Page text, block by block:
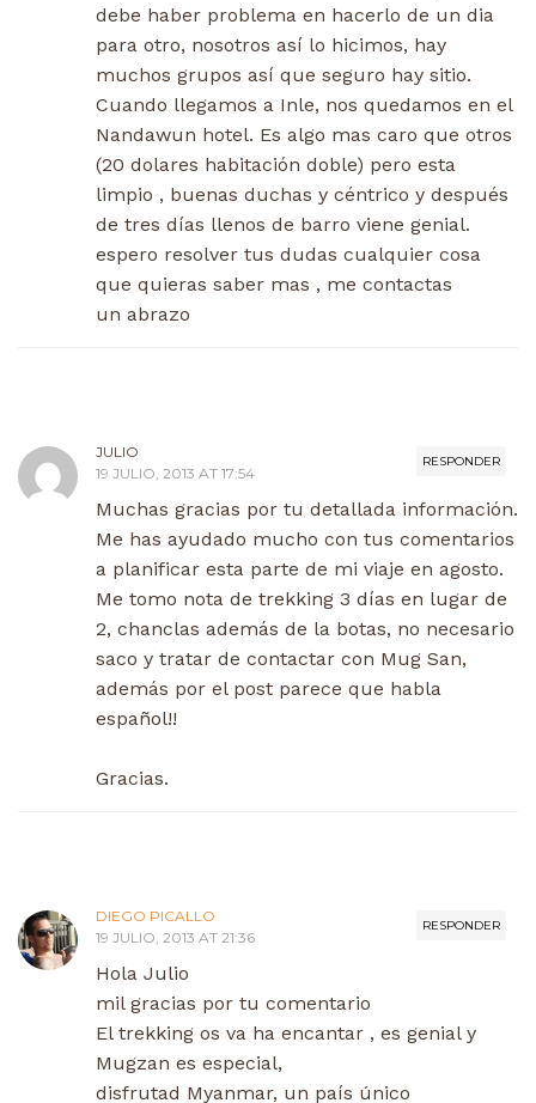
debe haber problema en hacerlo de un dia
para otro, nosotros así lo hicimos, hay
muchos grupos así que seguro hay sitio.
Cuando llegamos a Inle, nos quedamos en el
Nandawun hotel. Es algo mas caro que otros
(20 dolares habitación doble) pero esta
limpio , buenas duchas y céntrico y después
de tres días llenos de barro viene genial.
espero resolver tus dudas cualquier cosa
que quieras saber mas , me contactas
un abrazo
RESPONDER
JULIO
19 JULIO, 2013 AT 17:54
Muchas gracias por tu detallada información.
Me has ayudado mucho con tus comentarios
a planificar esta parte de mi viaje en agosto.
Me tomo nota de trekking 3 días en lugar de
2, chanclas además de la botas, no necesario
saco y tratar de contactar con Mug San,
además por el post parece que habla
español!!
Gracias.
RESPONDER
DIEGO PICALLO
19 JULIO, 2013 AT 21:36
Hola Julio
mil gracias por tu comentario
El trekking os va ha encantar , es genial y
Mugzan es especial,
disfrutad Myanmar, un país único